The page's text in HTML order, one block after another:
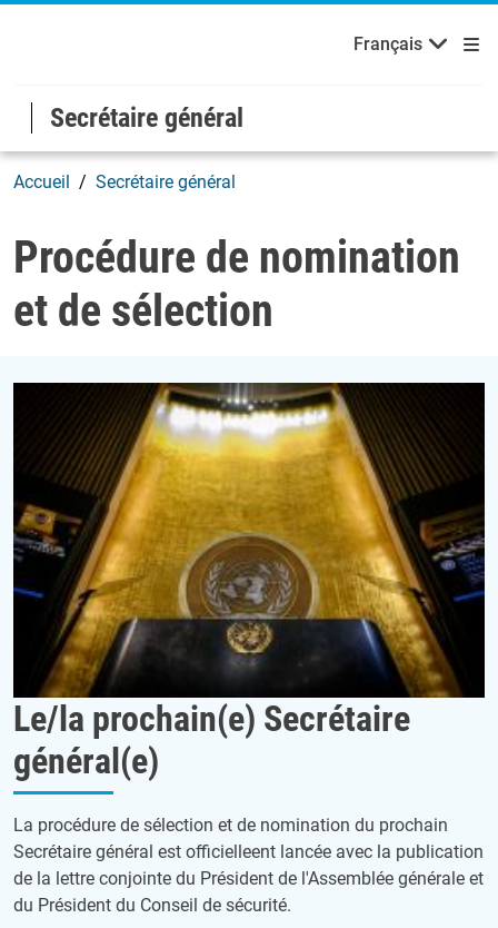
Skip to main content / navigation
Bienvenue aux Nations Unies Français Русский
Français
Secrétaire général
Accueil Secrétaire général
Procédure de nomination
Procédure de nomination
et de sélection
Le/la prochain(e) Secrétaire
général(e)
La procédure de sélection et de nomination du prochain
Secrétaire général est officielleent lancée avec la publication
de la lettre conjointe du Président de l'Assemblée générale et
du Président du Conseil de sécurité.